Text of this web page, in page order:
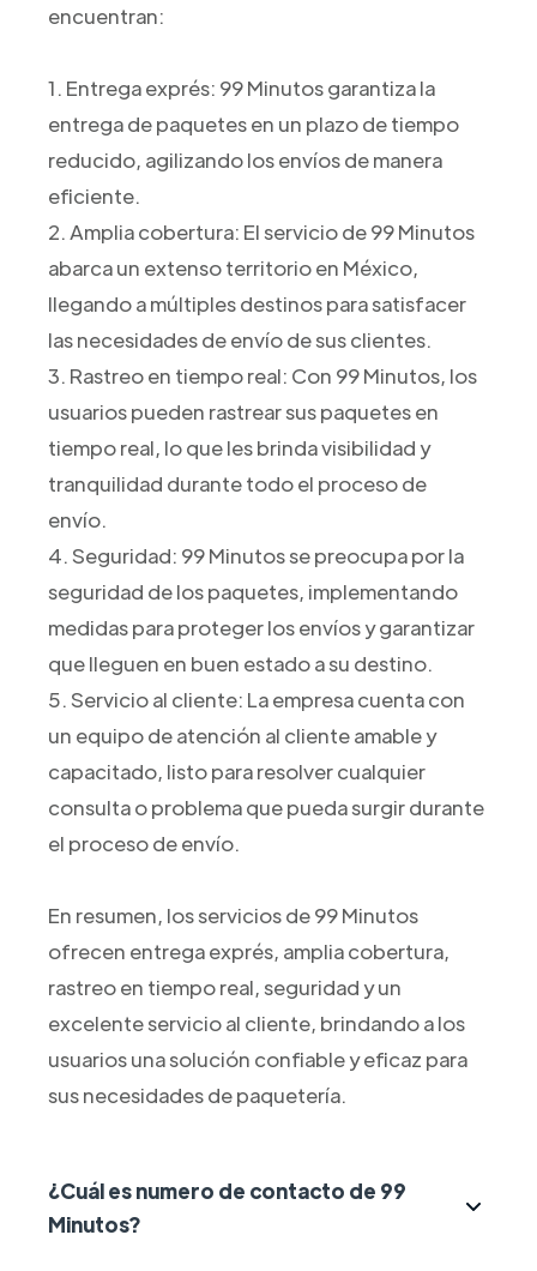
encuentran:
1. Entrega exprés: 99 Minutos garantiza la
entrega de paquetes en un plazo de tiempo
reducido, agilizando los envíos de manera
eficiente.
2. Amplia cobertura: El servicio de 99 Minutos
abarca un extenso territorio en México,
llegando a múltiples destinos para satisfacer
las necesidades de envío de sus clientes.
3. Rastreo en tiempo real: Con 99 Minutos, los
usuarios pueden rastrear sus paquetes en
tiempo real, lo que les brinda visibilidad y
tranquilidad durante todo el proceso de
envío.
4. Seguridad: 99 Minutos se preocupa por la
seguridad de los paquetes, implementando
medidas para proteger los envíos y garantizar
que lleguen en buen estado a su destino.
5. Servicio al cliente: La empresa cuenta con
un equipo de atención al cliente amable y
capacitado, listo para resolver cualquier
consulta o problema que pueda surgir durante
el proceso de envío.
En resumen, los servicios de 99 Minutos
ofrecen entrega exprés, amplia cobertura,
rastreo en tiempo real, seguridad y un
excelente servicio al cliente, brindando a los
usuarios una solución confiable y eficaz para
sus necesidades de paquetería.
¿Cuál es numero de contacto de 99
Minutos?